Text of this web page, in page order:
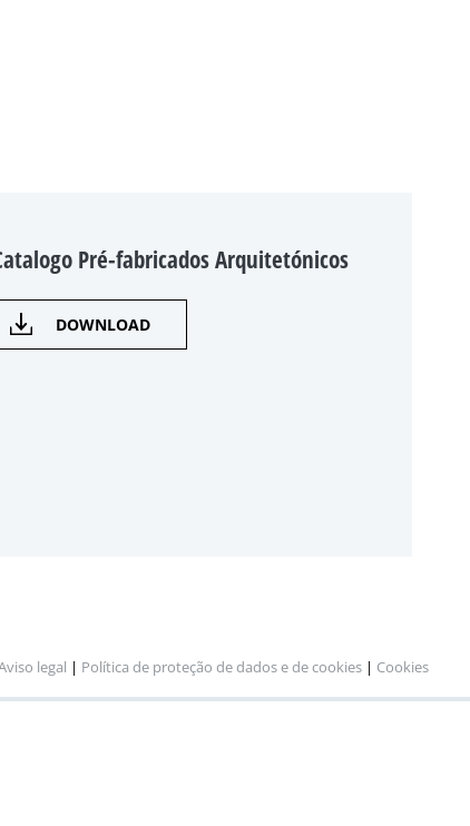
Pré-fabricados Arquitetónicos
DOWNLOAD
legal | Política de proteção de dados e de cookies | Cookies